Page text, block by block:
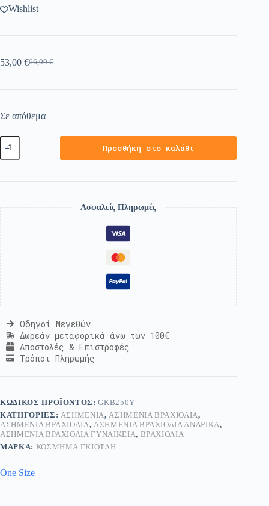
Wishlist
66,00€
53,00 €
Σε απόθεμα
Προσθήκη στο καλάθι
Ασφαλείς Πληρωμές
Οδηγοί Μεγεθών
Δωρεάν μεταφορικά άνω των 100€
Αποστολές & Επιστροφές
Τρόποι Πληρωμής
ΚΩΔΙΚΌΣ ΠΡΟΪΌΝΤΟΣ:GKB250Y
ΚΑΤΗΓΟΡΊΕΣ: ΑΣΗΜΈΝΙΑ, ΑΣΗΜΈΝΙΑ ΒΡΑΧΙΌΛΙΑ,
ΑΣΗΜΈΝΙΑ ΒΡΑΧΙΌΛΙΑ, ΑΣΗΜΈΝΙΑ ΒΡΑΧΙΌΛΙΑ ΑΝΔΡΙΚΆ,
ΑΣΗΜΈΝΙΑ ΒΡΑΧΙΌΛΙΑ ΓΥΝΑΙΚΕΊΑ, ΒΡΑΧΙΌΛΙΑ
ΜΆΡΚΑ: ΚΟΣΜΗΜΑ ΓΚΙΟΤΛΗ
One Size